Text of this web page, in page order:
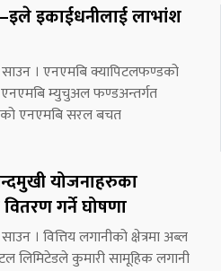
इकाईधनीलाई लाभांश
। एनएमबि क्यापिटलफण्डको
एनएमबि म्युचुअल फण्डअन्तर्गत
एनएमबि सरल बचत
योजनाहरुका
गर्ने घोषणा
। वित्तिय लगानीको क्षेत्रमा अब्ल
लिमिटेडले कुमारी सामूहिक लगानी